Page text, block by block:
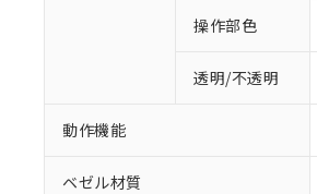
操作部色
透明/不透明
動作機能
ベゼル材質